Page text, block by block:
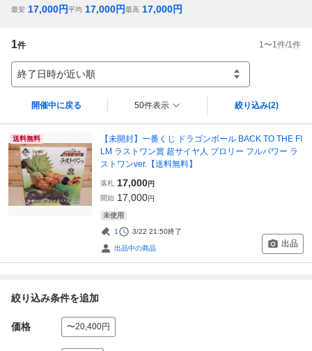
最安 17,000円平均 17,000円最高 17,000円
1件 1 〜1 件/1 件
終了日時が近い順
開催中に戻る 50件表示 絞り込み(2)
送料無料
【未開封】一番くじ ドラゴンボール BACK TO THE FI
LM ラストワン賞 超サイヤ人 ブロリー フルパワー ラ
ストワンver.【送料無料】
落札 17,000円
開始 17,000円
未使用
1 3/22 21:50終了
出品中の商品 出品
絞り込み条件を追加
価格 〜20,400円